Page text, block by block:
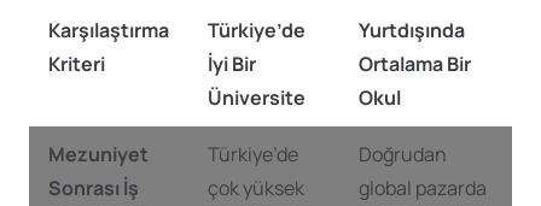
Karşılaştırma
Kriteri
Türkiye’de
İyi Bir
Üniversite
Yurtdışında
Ortalama Bir
Okul
Mezuniyet
Sonrası İş
Türkiye’de
çok yüksek
Doğrudan
global pazarda